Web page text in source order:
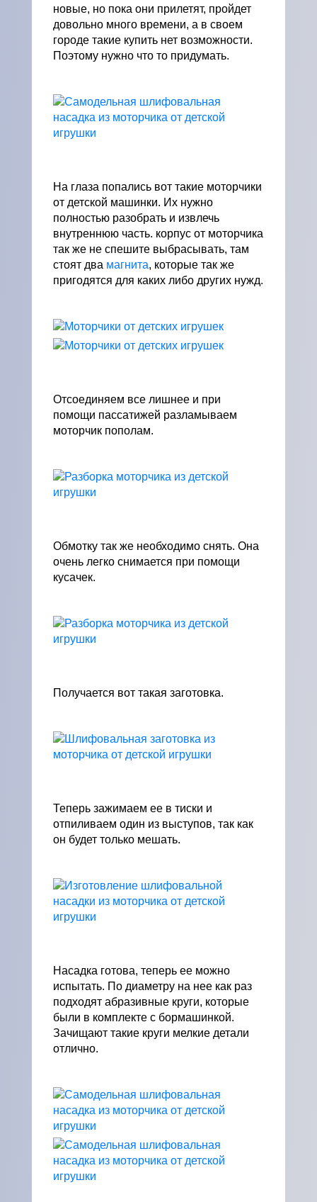
новые, но пока они прилетят, пройдет
довольно много времени, а в своем
городе такие купить нет возможности.
Поэтому нужно что то придумать.
На глаза попались вот такие моторчики
от детской машинки. Их нужно
полностью разобрать и извлечь
внутреннюю часть. корпус от моторчика
так же не спешите выбрасывать, там
стоят два магнита, которые так же
пригодятся для каких либо других нужд.
Отсоединяем все лишнее и при
помощи пассатижей разламываем
моторчик пополам.
Обмотку так же необходимо снять. Она
очень легко снимается при помощи
кусачек.
Получается вот такая заготовка.
Теперь зажимаем ее в тиски и
отпиливаем один из выступов, так как
он будет только мешать.
Насадка готова, теперь ее можно
испытать. По диаметру на нее как раз
подходят абразивные круги, которые
были в комплекте с бормашинкой.
Зачищают такие круги мелкие детали
отлично.